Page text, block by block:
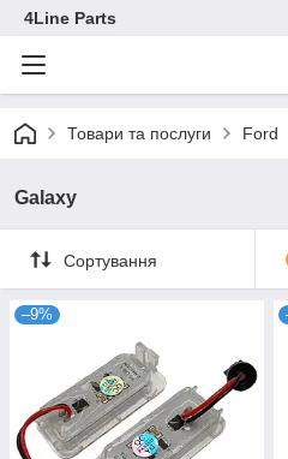
4Line Parts
Товари та послуги Ford
Galaxy
Сортування
–9%